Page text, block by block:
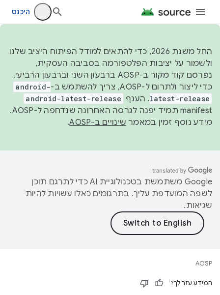
היכנס
החל משנת 2026, כדי להתאים למודל הפיתוח היציב שלנו
ולשמור על יציבות הפלטפורמה בסביבה העסקית,
נפרסם קוד מקור ב-AOSP ברבעון השני וברבעון הרביעי.
כדי ליצור ולתרום ל-AOSP, צריך להשתמש ב-
android-
latest-release. הענף android-latest-release
manifest תמיד יפנה לגרסה האחרונה שנדחפה ל-AOSP.
מידע נוסף זמין במאמר שינויים ב-AOSP .
‫Google משתמשת בטכנולוגיית AI כדי לתרגם תוכן
לשפה המועדפת עליך. בתרגומים כאלו עשויות להיות
שגיאות.
AOSP
המידע עזר לך?